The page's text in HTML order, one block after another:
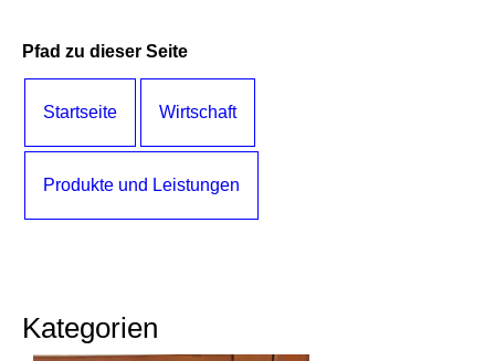
Pfad zu dieser Seite
Startseite Wirtschaft
Produkte und Leistungen
Kategorien